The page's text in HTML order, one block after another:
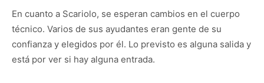
En cuanto a Scariolo, se esperan cambios en el cuerpo
técnico. Varios de sus ayudantes eran gente de su
confianza y elegidos por él. Lo previsto es alguna salida y
está por ver si hay alguna entrada.